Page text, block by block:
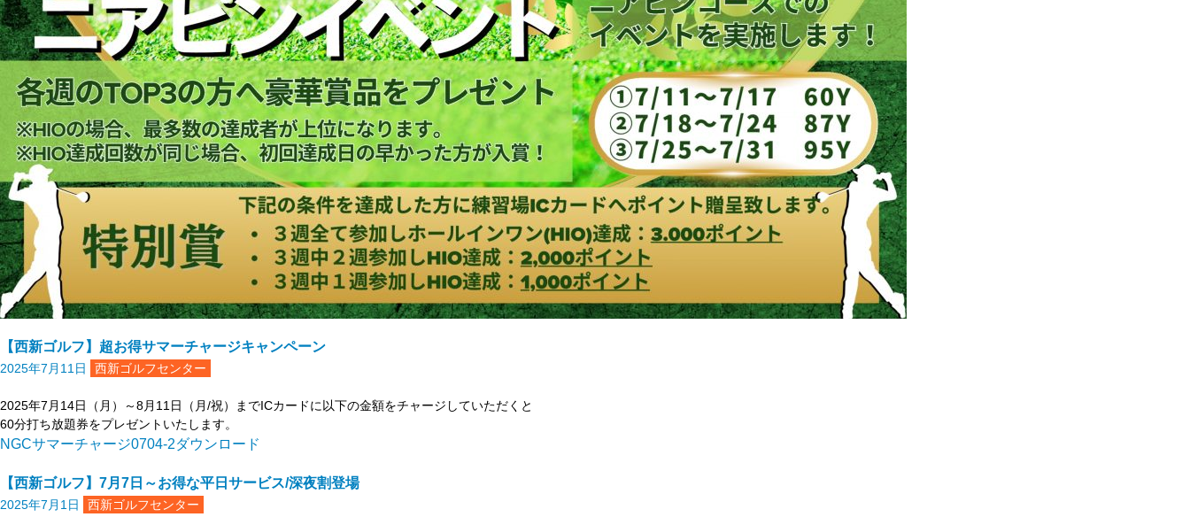
【西新ゴルフ】超お得サマーチャージキャンペーン
2025年7月11日 西新ゴルフセンター
2025年7月14日（月）～8月11日（月/祝）までICカードに以下の金額をチャージしていただくと
60分打ち放題券をプレゼントいたします。
NGCサマーチャージ0704-2ダウンロード
【西新ゴルフ】7月7日～お得な平日サービス/深夜割登場
2025年7月1日 西新ゴルフセンター